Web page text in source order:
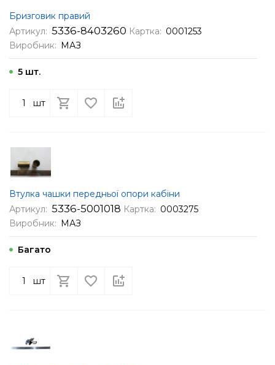
Бризговик правий
Артикул: 5336-8403260 Картка: 0001253
Виробник: МАЗ
5 шт.
шт
Втулка чашки передньої опори кабіни
Артикул: 5336-5001018 Картка: 0003275
Виробник: МАЗ
Багато
шт